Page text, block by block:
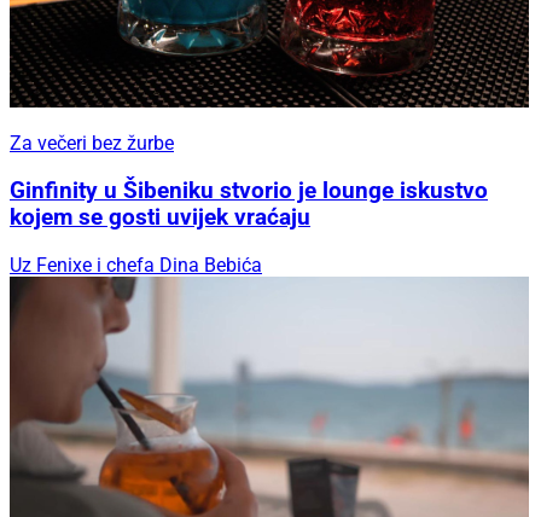
Za večeri bez žurbe
Ginfinity u Šibeniku stvorio je lounge iskustvo
kojem se gosti uvijek vraćaju
Uz Fenixe i chefa Dina Bebića